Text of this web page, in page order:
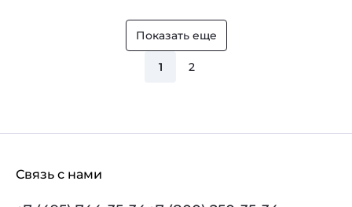
Показать еще
1 2
Связь с нами